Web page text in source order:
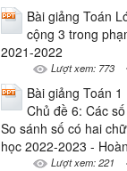
Bài giảng Toán
cộng 3 trong
2021-2022
Lượt xem: 773
Bài giảng Toán
Chủ đề 6: Các
So sánh số có hai
học 2022-2023 -
Lượt xem: 221